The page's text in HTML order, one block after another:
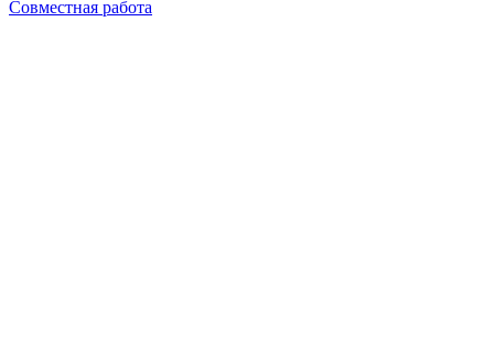
Совместная работа